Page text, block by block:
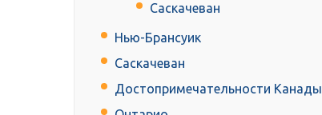
Саскачеван
Нью-Брансуик
Саскачеван
Достопримечательности Канады